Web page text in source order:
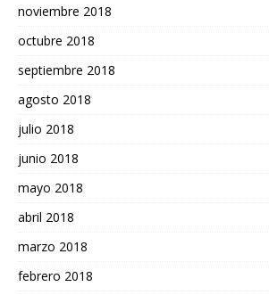
noviembre 2018
octubre 2018
septiembre 2018
agosto 2018
julio 2018
junio 2018
mayo 2018
abril 2018
marzo 2018
febrero 2018